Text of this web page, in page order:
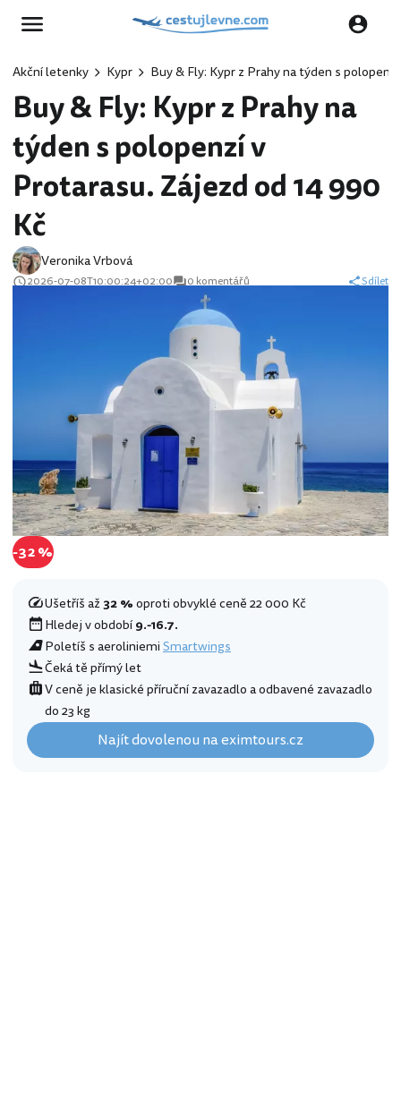
Akční letenky Kypr Buy & Fly: Kypr z Prahy na týden s
Buy & Fly: Kypr z Prahy na
týden s polopenzí v
Protarasu. Zájezd od 14 990
Kč
Veronika Vrbová
2026-07-08T10:00:24+02:00 0 komentářů Sdílet
-32 %
Ušetříš až32 %oproti obvyklé ceně 22 000 Kč
Hledej v období9.-16.7.
Poletíš s aeroliniemiSmartwings
Čeká tě přímý let
V ceně je klasické příruční zavazadlo a odbavené zavazadlo
do 23 kg
Najít dovolenou na eximtours.cz